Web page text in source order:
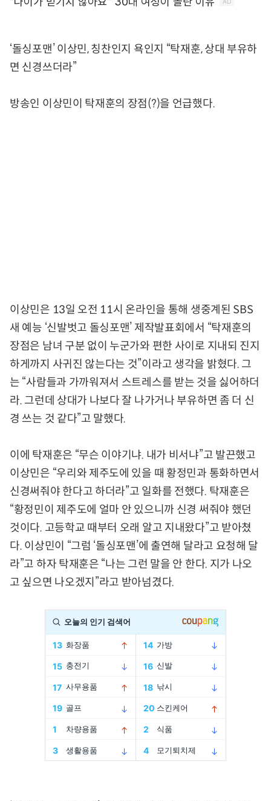
‘돌싱포맨’ 이상민, 칭찬인지 욕인지 “탁재훈, 상대 부유하
면 신경쓰더라”
방송인 이상민이 탁재훈의 장점(?)을 언급했다.
이상민은 13일 오전 11시 온라인을 통해 생중계된 SBS
새 예능 ‘신발벗고 돌싱포맨’ 제작발표회에서 “탁재훈의
장점은 남녀 구분 없이 누군가와 편한 사이로 지내되 진지
하게까지 사귀진 않는다는 것”이라고 생각을 밝혔다. 그
는 “사람들과 가까워져서 스트레스를 받는 것을 싫어하더
라. 그런데 상대가 나보다 잘 나가거나 부유하면 좀 더 신
경 쓰는 것 같다”고 말했다.
이에 탁재훈은 “무슨 이야기냐. 내가 비서냐”고 발끈했고
이상민은 “우리와 제주도에 있을 때 황정민과 통화하면서
신경써줘야 한다고 하더라”고 일화를 전했다. 탁재훈은
“황정민이 제주도에 얼마 안 있으니까 신경 써줘야 했던
것이다. 고등학교 때부터 오래 알고 지내왔다”고 받아쳤
다. 이상민이 “그럼 ‘돌싱포맨’에 출연해 달라고 요청해 달
라”고 하자 탁재훈은 “나는 그런 말을 안 한다. 지가 나오
고 싶으면 나오겠지”라고 받아넘겼다.